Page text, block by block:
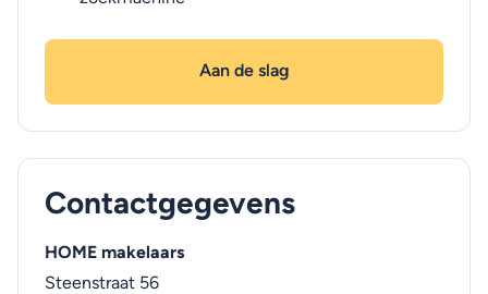
Aan de slag
Contactgegevens
HOME makelaars
Steenstraat 56